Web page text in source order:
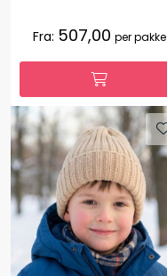
Fra: 507,00 per pakke